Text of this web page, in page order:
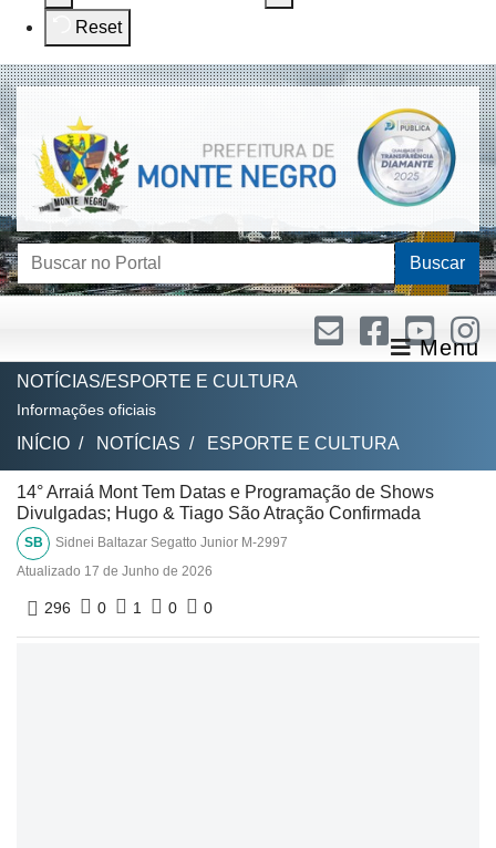
Reset
Buscar
NOTÍCIAS/ESPORTE E CULTURA
Informações oficiais
INÍCIO NOTÍCIAS ESPORTE E CULTURA
14° Arraiá Mont Tem Datas e Programação de Shows
Divulgadas; Hugo & Tiago São Atração Confirmada
SB
Sidnei Baltazar Segatto Junior M-2997
Atualizado 17 de Junho de 2026
296 0 1 0 0